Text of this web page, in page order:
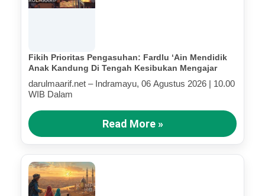
Fikih Prioritas Pengasuhan: Fardlu ‘Ain Mendidik
Anak Kandung Di Tengah Kesibukan Mengajar
darulmaarif.net – Indramayu, 06 Agustus 2026 | 10.00
WIB Dalam
Read More »